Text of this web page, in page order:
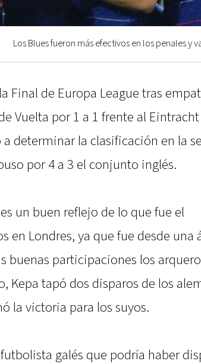
Los Blues fueron más efectivos en los penales y
Final de Europa League tras
Vuelta por 1 a 1 frente al Eintracht
determinar la clasificación en la
por 4 a 3 el conjunto inglés.
un buen reflejo de lo que fue el
en Londres, ya que fue desde una
buenas participaciones los
Kepa tapó dos disparos de los
la victoria para los suyos.
galés que podría haber